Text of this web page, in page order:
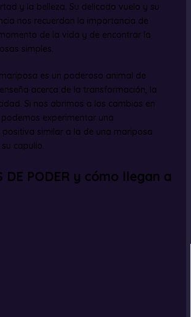
y la belleza. Su delicado vuelo y su
nos recuerdan la importancia de
de la vida y de encontrar la
simples.
es un poderoso animal de
acerca de la transformación, la
Si nos abrimos a los cambios en
experimentar una
similar a la de una mariposa
capullo.
DE PODER y cómo llegan a